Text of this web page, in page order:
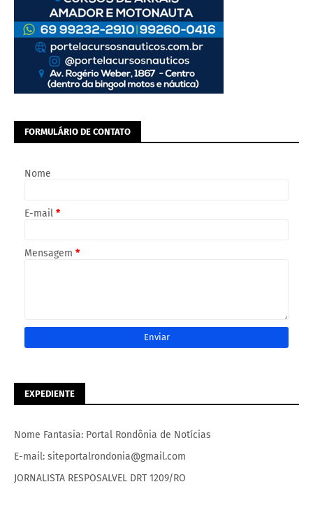
FORMULÁRIO DE CONTATO
Nome
E-mail *
Mensagem *
EXPEDIENTE
Nome Fantasia: Portal Rondônia de Notícias
E-mail: siteportalrondonia@gmail.com
JORNALISTA RESPOSALVEL DRT 1209/RO